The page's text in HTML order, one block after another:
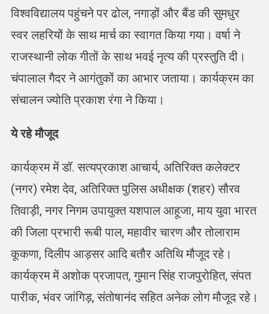
विश्वविद्यालय पहुंचने पर ढोल, नगाड़ों और बैंड की सुमधुर
स्वर लहरियों के साथ मार्च का स्वागत किया गया। वर्षा ने
राजस्थानी लोक गीतों के साथ भवई नृत्य की प्रस्तुति दी।
चंपालाल गैदर ने आगंतुकों का आभार जताया। कार्यक्रम का
संचालन ज्योति प्रकाश रंगा ने किया।
ये रहे मौजूद
कार्यक्रम में डॉ. सत्यप्रकाश आचार्य, अतिरिक्त कलेक्टर
(नगर) रमेश देव, अतिरिक्त पुलिस अधीक्षक (शहर) सौरव
तिवाड़ी, नगर निगम उपायुक्त यशपाल आहूजा, माय युवा भारत
की जिला प्रभारी रूबी पाल, महावीर चारण और तोलाराम
कूकणा, दिलीप आड़सर आदि बतौर अतिथि मौजूद रहे।
कार्यक्रम में अशोक प्रजापत, गुमान सिंह राजपुरोहित, संपत
पारीक, भंवर जांगिड़, संतोषानंद सहित अनेक लोग मौजूद रहे।